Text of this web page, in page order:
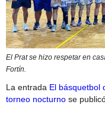
El Prat se hizo respetar en
Fortín.
La entrada El básquetbol
torneo nocturno se